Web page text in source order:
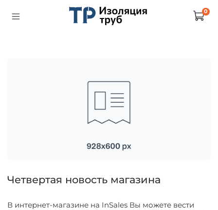
0
Четвертая новость магазина
В интернет-магазине на InSales Вы можете вести